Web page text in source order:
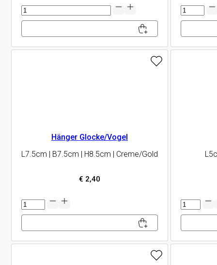
Kerzenhalter
Menge
Menge
Hänger Glocke/Vogel
L7.5cm | B7.5cm | H8.5cm | Creme/Gold
€ 2,40
Hänger
Glocke/Vogel
Menge
Sterne
Menge